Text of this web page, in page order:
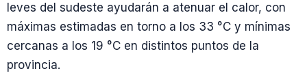
leves del sudeste ayudarán a atenuar el calor, con
máximas estimadas en torno a los 33 °C y mínimas
cercanas a los 19 °C en distintos puntos de la
provincia.